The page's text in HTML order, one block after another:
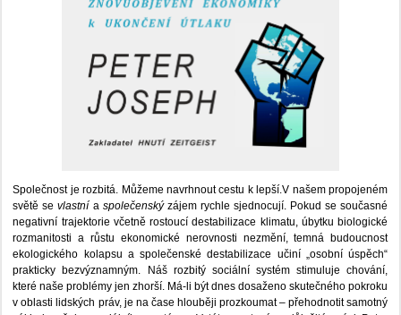
Společnost je rozbitá. Můžeme navrhnout cestu k lepší.V našem propojeném
světě sevlastní a společenskýzájem rychle sjednocují. Pokud se současné
negativní trajektorie včetně rostoucí destabilizace klimatu, úbytku biologické
rozmanitosti a růstu ekonomické nerovnosti nezmění, temná budoucnost
ekologického kolapsu a společenské destabilizace učiní „osobní úspěch“
prakticky bezvýznamným. Náš rozbitý sociální systém stimuluje chování,
které naše problémy jen zhorší. Má-li být dnes dosaženo skutečného pokroku
v oblasti lidských práv, je na čase hlouběji prozkoumat – přehodnotit samotný